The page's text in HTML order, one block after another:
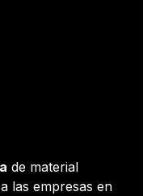
de material
las empresas en